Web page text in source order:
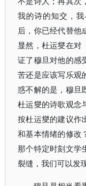
我的诗的知交，
后，你已经代替他
显然，杜运燮在对
证了穆旦对他的感
苦还是应该写乐
惑不解的是，穆旦
杜运燮的诗歌观念
按杜运燮的建议作
和基本情绪的修改
那个特定时刻文学
裂缝，我们可以发